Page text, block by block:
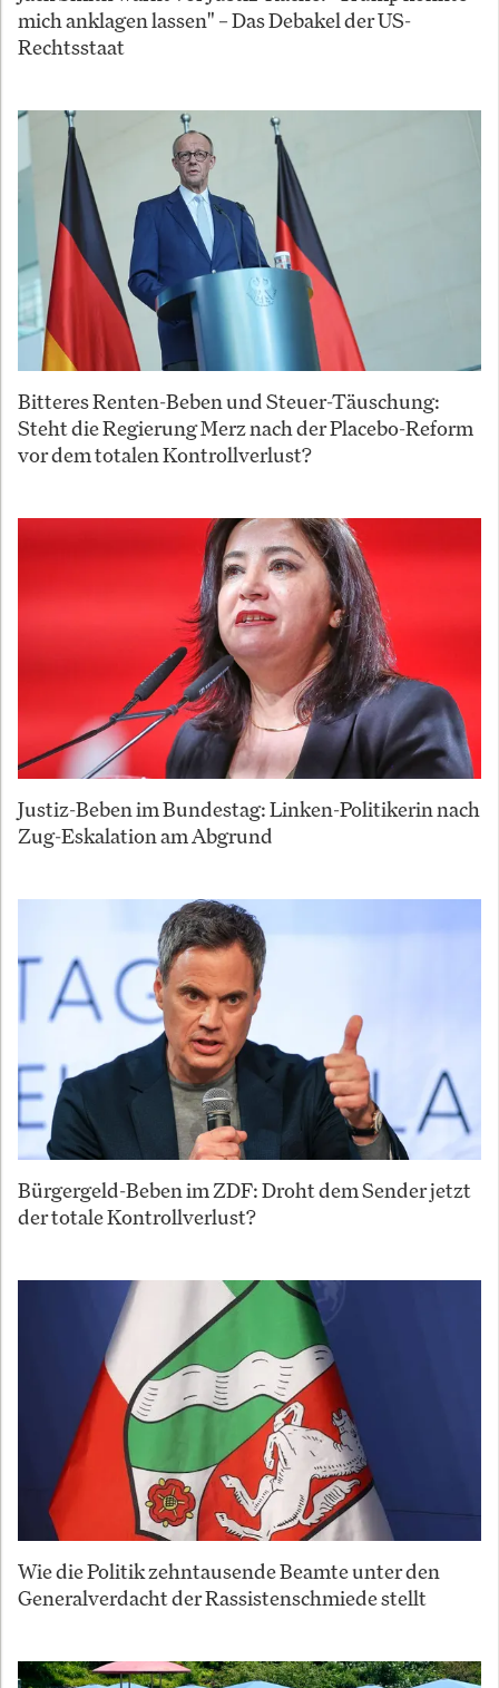
mich anklagen lassen" – Das Debakel der US-
Rechtsstaat
Bitteres Renten-Beben und Steuer-Täuschung:
Steht die Regierung Merz nach der Placebo-Reform
vor dem totalen Kontrollverlust?
Justiz-Beben im Bundestag: Linken-Politikerin nach
Zug-Eskalation am Abgrund
Bürgergeld-Beben im ZDF: Droht dem Sender jetzt
der totale Kontrollverlust?
Wie die Politik zehntausende Beamte unter den
Generalverdacht der Rassistenschmiede stellt